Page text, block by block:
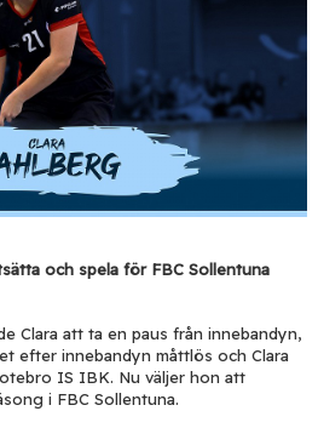
och spela för FBC Sollentuna
Clara att ta en paus från innebandyn,
efter innebandyn måttlös och Clara
IS IBK. Nu väljer hon att
i FBC Sollentuna.